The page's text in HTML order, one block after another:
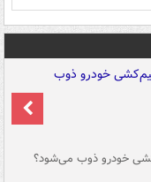
خودرو ذوب می‌شود؟